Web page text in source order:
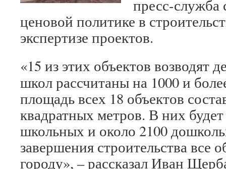
пресс-служба
ценовой политике в
экспертизе проектов.
«15 из этих объектов возводят
школ рассчитаны на 1000 и
площадь всех 18 объектов
квадратных метров. В них
школьных и около 2100
завершения строительства все
городу», – рассказал Иван